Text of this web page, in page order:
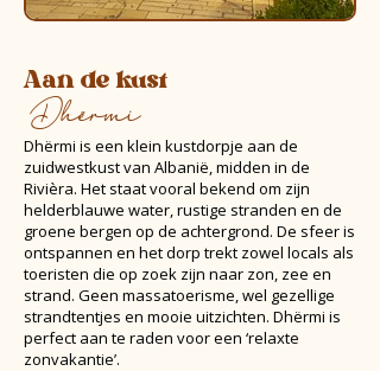
Aan de kust
Dhërmi
Dhërmi is een klein kustdorpje aan de
zuidwestkust van Albanië, midden in de
Rivièra. Het staat vooral bekend om zijn
helderblauwe water, rustige stranden en de
groene bergen op de achtergrond. De sfeer is
ontspannen en het dorp trekt zowel locals als
toeristen die op zoek zijn naar zon, zee en
strand. Geen massatoerisme, wel gezellige
strandtentjes en mooie uitzichten. Dhërmi is
perfect aan te raden voor een ‘relaxte
zonvakantie’.